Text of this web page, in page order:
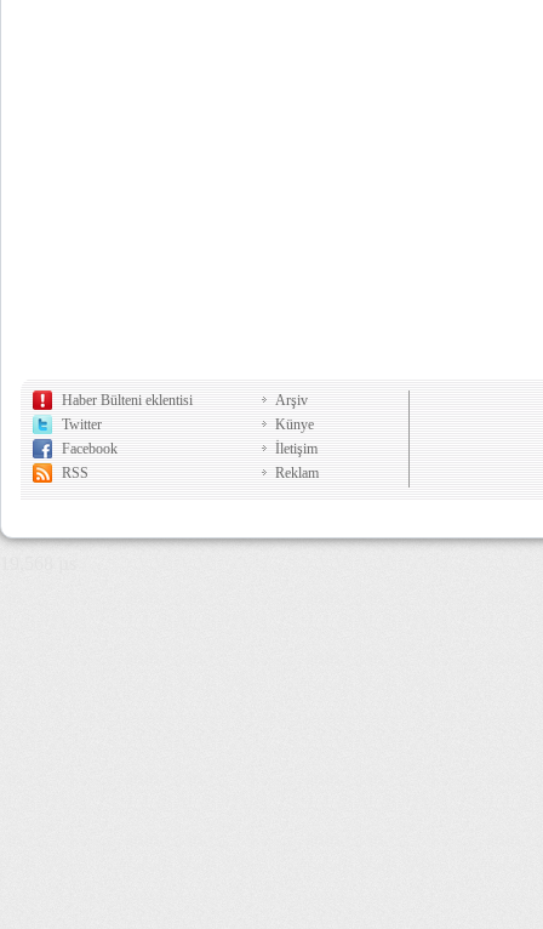
Haber Bülteni eklentisi
Twitter
Facebook
RSS
Arşiv
Künye
İletişim
Reklam